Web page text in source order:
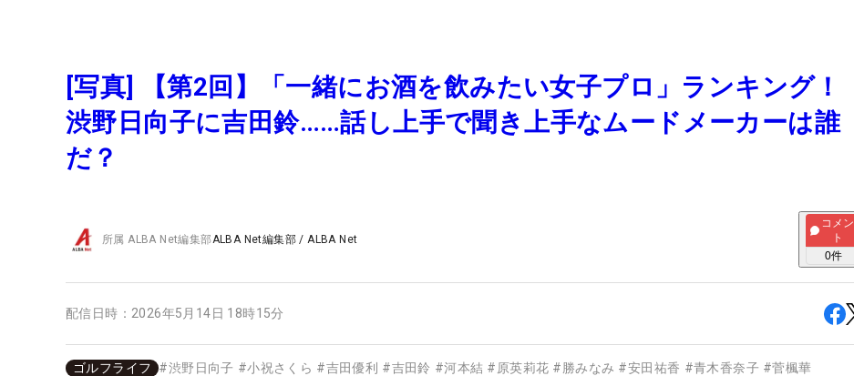
[写真] 【第2回】「一緒にお酒を飲みたい女子プロ」ランキング！
渋野日向子に吉田鈴……話し上手で聞き上手なムードメーカーは誰
だ？
所属ALBA Net編集部ALBA Net編集部 /ALBA Net
コメン
ト
0件
配信日時： 2026年5月14日 18時15分
ゴルフライフ #渋野日向子 #小祝さくら #吉田優利 #吉田鈴 #河本結 #原英莉花 #勝みなみ #安田祐香 #青木香奈子 #菅楓華